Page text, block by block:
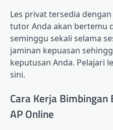
Les privat tersedia
tutor Anda akan bertemu
seminggu sekali selama
jaminan kepuasan
keputusan Anda. Pelajari
sini.
Cara Kerja
AP Online